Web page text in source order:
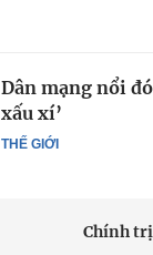
THẾ GIỚI
Dân mạng nổi
xấu xí’
Chính trị